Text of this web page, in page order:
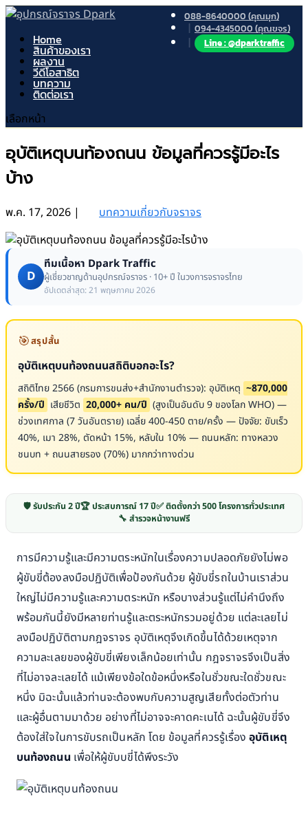
088-8640000 (คุณมุก)
094-4345000 (คุณขจร)
Line : @dparktraffic
Home
สินค้าของเรา
ผลงาน
วีดีโอสาธิต
บทความ
ติดต่อเรา
เลือกหน้า
อุบัติเหตุบนท้องถนน ข้อมูลที่ควรรู้มีอะไร
บ้าง
พ.ค. 17, 2026 | บทความเกี่ยวกับจราจร
D
ทีมเนื้อหา Dpark Traffic
ผู้เชี่ยวชาญด้านอุปกรณ์จราจร · 10+ ปี ในวงการจราจรไทย
อัปเดตล่าสุด: 21 พฤษภาคม 2026
🎯สรุปสั้น
อุบัติเหตุบนท้องถนนสถิติบอกอะไร?
สถิติไทย 2566 (กรมการขนส่ง+สำนักงานตำรวจ): อุบัติเหตุ ~870,000
ครั้ง/ปี เสียชีวิต 20,000+ คน/ปี (สูงเป็นอันดับ 9 ของโลก WHO) —
ช่วงเทศกาล (7 วันอันตราย) เฉลี่ย 400-450 ตาย/ครั้ง — ปัจจัย: ขับเร็ว
40%, เมา 28%, ตัดหน้า 15%, หลับใน 10% — ถนนหลัก: ทางหลวง
ชนบท + ถนนสายรอง (70%) มากกว่าทางด่วน
🛡️ รับประกัน 2 ปี🏆 ประสบการณ์ 17 ปี✅ ติดตั้งกว่า 500 โครงการทั่วประเทศ
🔧 สำรวจหน้างานฟรี
การมีความรู้และมีความตระหนักในเรื่องความปลอดภัยยังไม่พอ
ผู้ขับขี่ต้องลงมือปฏิบัติเพื่อป้องกันด้วย ผู้ขับขี่รถในบ้านเราส่วน
ใหญ่ไม่มีความรู้และความตระหนัก หรือบางส่วนรู้แต่ไม่คำนึงถึง
พร้อมกันนี้ยังมีหลายท่านรู้และตระหนักรวมอยู่ด้วย แต่ละเลยไม่
ลงมือปฏิบัติตามกฎจราจร อุบัติเหตุจึงเกิดขึ้นได้ด้วยเหตุจาก
ความละเลยของผู้ขับขี่เพียงเล็กน้อยเท่านั้น กฎจราจรจึงเป็นสิ่ง
ที่ไม่อาจละเลยได้ แม้เพียงข้อใดข้อหนึ่งหรือในชั่วขณะใดชั่วขณะ
หนึ่ง มิฉะนั้นแล้วท่านจะต้องพบกับความสูญเสียทั้งต่อตัวท่าน
และผู้อื่นตามมาด้วย อย่างที่ไม่อาจจะคาดคะเนได้ ฉะนั้นผู้ขับขี่จึง
ต้องใส่ใจในการขับรถเป็นหลัก โดย ข้อมูลที่ควรรู้เรื่องอุบัติเหตุ
บนท้องถนน เพื่อให้ผู้ขับบขี่ได้พึงระวัง